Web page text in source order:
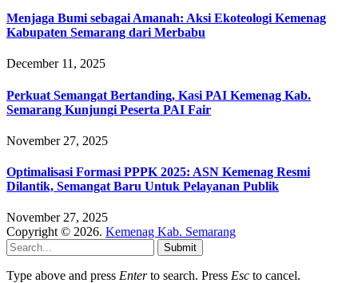
Menjaga Bumi sebagai Amanah: Aksi Ekoteologi Kemenag
Kabupaten Semarang dari Merbabu
December 11, 2025
Perkuat Semangat Bertanding, Kasi PAI Kemenag Kab.
Semarang Kunjungi Peserta PAI Fair
November 27, 2025
Optimalisasi Formasi PPPK 2025: ASN Kemenag Resmi
Dilantik, Semangat Baru Untuk Pelayanan Publik
November 27, 2025
Copyright © 2026. Kemenag Kab. Semarang
Submit
Type above and press Enterto search. Press Esc to cancel.